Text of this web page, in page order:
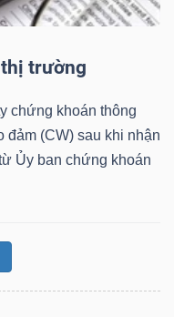
trường
chứng khoán thông
đảm (CW) sau khi nhận
Ủy ban chứng khoán